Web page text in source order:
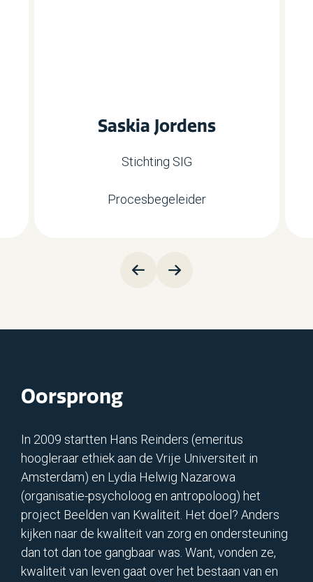
Saskia Jordens
Stichting SIG
Procesbegeleider
Oorsprong
In 2009 startten Hans Reinders (emeritus
hoogleraar ethiek aan de Vrije Universiteit in
Amsterdam) en Lydia Helwig Nazarowa
(organisatie-psycholoog en antropoloog) het
project Beelden van Kwaliteit. Het doel? Anders
kijken naar de kwaliteit van zorg en ondersteuning
dan tot dan toe gangbaar was. Want, vonden ze,
kwaliteit van leven gaat over het bestaan van en